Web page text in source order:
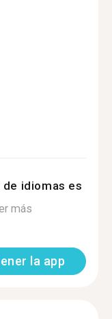
idiomas es
más
la app